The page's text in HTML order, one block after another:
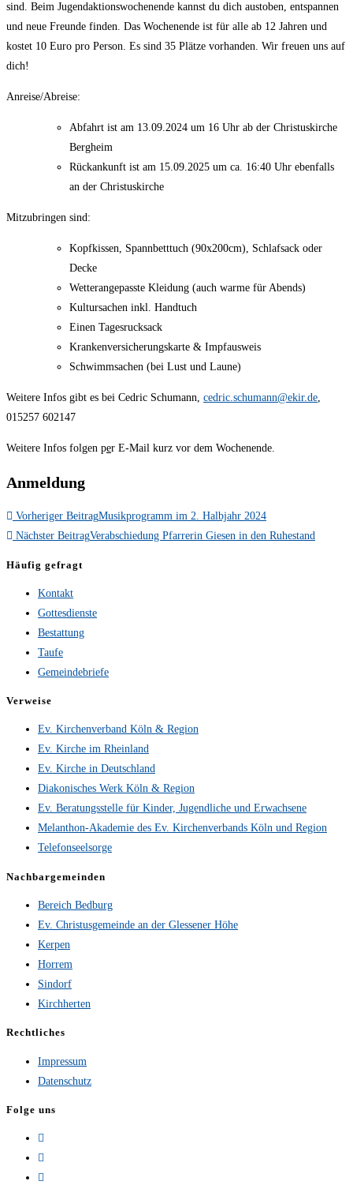
sind. Beim Jugendaktionswochenende kannst du dich austoben, entspannen
und neue Freunde finden. Das Wochenende ist für alle ab 12 Jahren und
kostet 10 Euro pro Person. Es sind 35 Plätze vorhanden. Wir freuen uns auf
dich!
Anreise/Abreise:
Abfahrt ist am 13.09.2024 um 16 Uhr ab der Christuskirche
Bergheim
Rückankunft ist am 15.09.2025 um ca. 16:40 Uhr ebenfalls
an der Christuskirche
Mitzubringen sind:
Kopfkissen, Spannbetttuch (90x200cm), Schlafsack oder
Decke
Wetterangepasste Kleidung (auch warme für Abends)
Kultursachen inkl. Handtuch
Einen Tagesrucksack
Krankenversicherungskarte & Impfausweis
Schwimmsachen (bei Lust und Laune)
Weitere Infos gibt es bei Cedric Schumann, cedric.schumann@ekir.de,
015257 602147
Weitere Infos folgen per E-Mail kurz vor dem Wochenende.
Anmeldung
Weitere
Artikel
ansehen
Vorheriger BeitragMusikprogramm im 2. Halbjahr 2024
Nächster BeitragVerabschiedung Pfarrerin Giesen in den Ruhestand
Häufig gefragt
Kontakt
Gottesdienste
Bestattung
Taufe
Gemeindebriefe
Verweise
Ev. Kirchenverband Köln & Region
Ev. Kirche im Rheinland
Ev. Kirche in Deutschland
Diakonisches Werk Köln & Region
Ev. Beratungsstelle für Kinder, Jugendliche und Erwachsene
Melanthon-Akademie des Ev. Kirchenverbands Köln und Region
Telefonseelsorge
Nachbargemeinden
Bereich Bedburg
Ev. Christusgemeinde an der Glessener Höhe
Kerpen
Horrem
Sindorf
Kirchherten
Rechtliches
Impressum
Datenschutz
Folge uns